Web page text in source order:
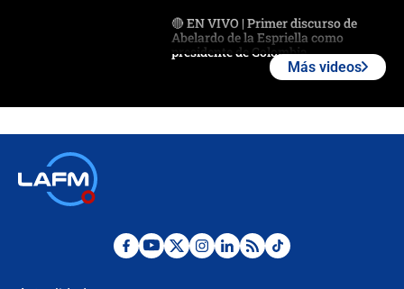
🔴 EN VIVO | Primer discurso de
Abelardo de la Espriella como
presidente de Colombia
Desde dermatitis hasta infecciones:
Más videos